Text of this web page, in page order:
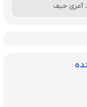
آمری حیف